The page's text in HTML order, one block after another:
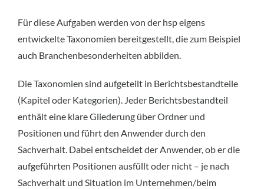
Für diese Aufgaben werden von der hsp eigens
entwickelte Taxonomien bereitgestellt, die zum Beispiel
auch Branchenbesonderheiten abbilden.
Die Taxonomien sind aufgeteilt in Berichtsbestandteile
(Kapitel oder Kategorien). Jeder Berichtsbestandteil
enthält eine klare Gliederung über Ordner und
Positionen und führt den Anwender durch den
Sachverhalt. Dabei entscheidet der Anwender, ob er die
aufgeführten Positionen ausfüllt oder nicht – je nach
Sachverhalt und Situation im Unternehmen/beim